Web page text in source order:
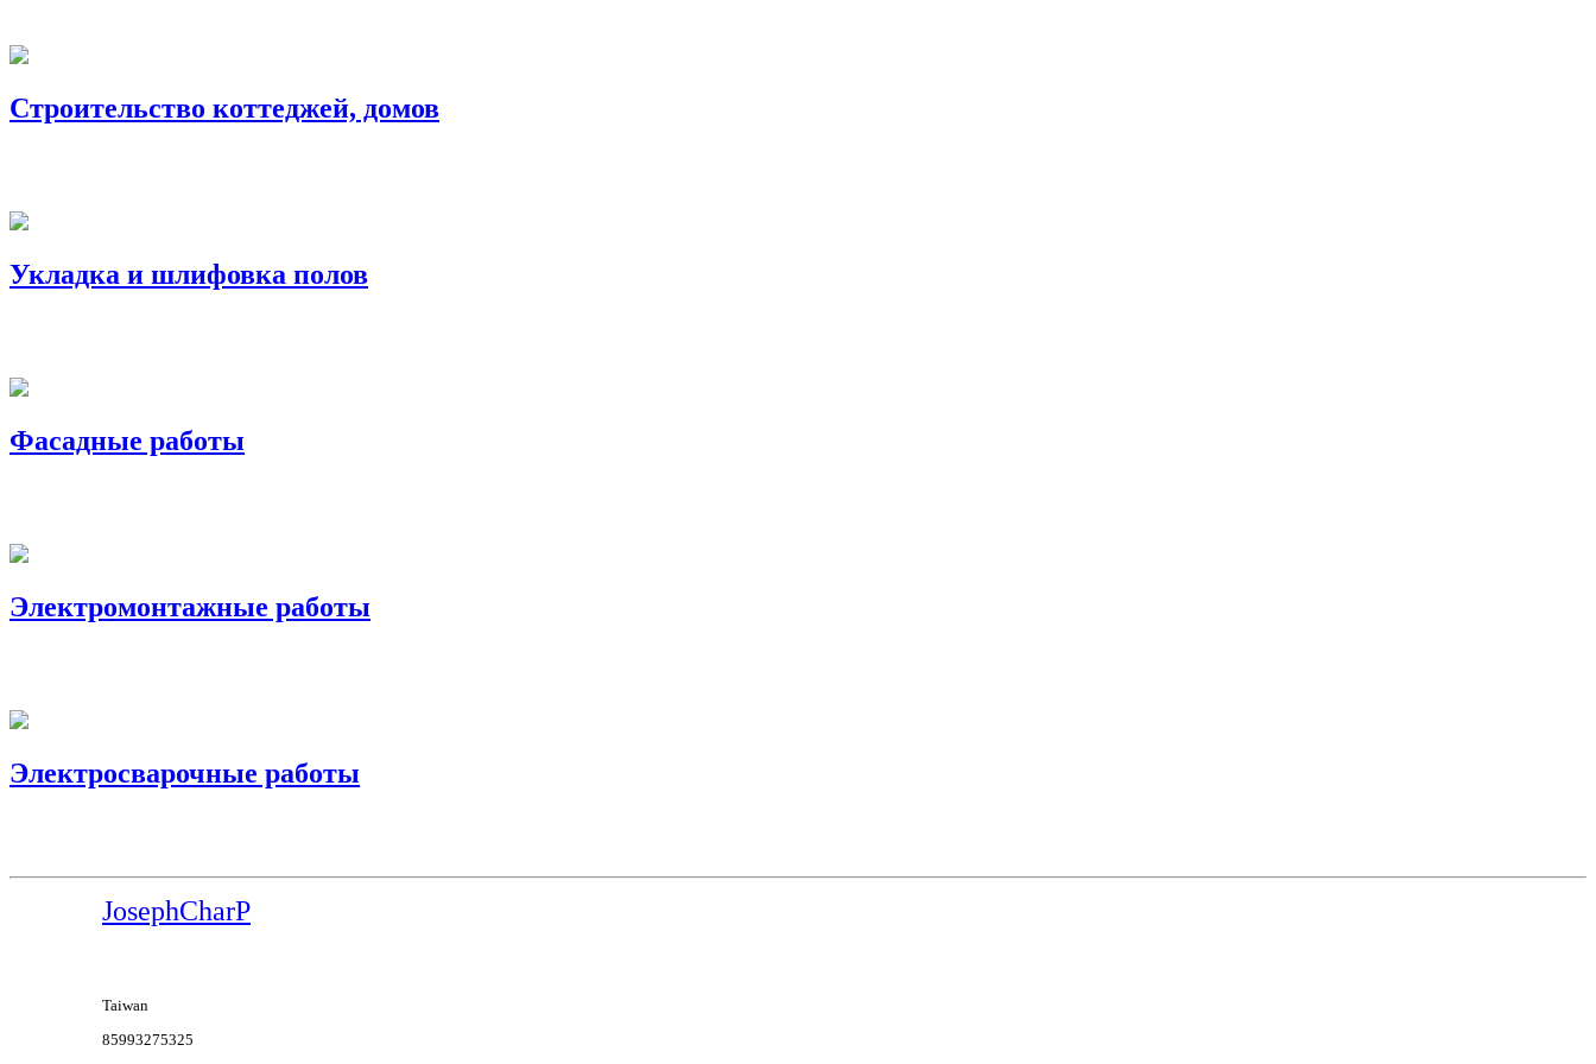
Строительство коттеджей, домов
Укладка и шлифовка полов
Фасадные работы
Электромонтажные работы
Электросварочные работы
JosephCharP
Taiwan
85993275325